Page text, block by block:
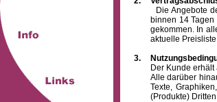
Die Angebote der
binnen 14
gekommen. In
aktuelle
3.
Der Kunde erhält
Alle darüber
Texte,
(Produkte)